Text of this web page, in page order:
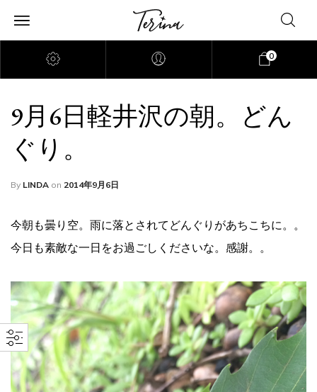
0
9月6日軽井沢の朝。どん
ぐり。
By LINDA on 2014年9月6日
今朝も曇り空。雨に落とされてどんぐりがあちこちに。。
今日も素敵な一日をお過ごしくださいな。感謝。。